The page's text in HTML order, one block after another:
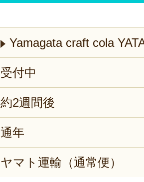
Yamagata craft cola
受付中
約2週間後
通年
ヤマト運輸（通常便）